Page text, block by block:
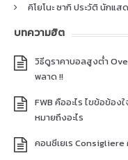
คิโยโนะ ซากิ ประวัติ นักแ
บทความฮิต
วิธีดูราคาบอลสูงต่ำ
พลาด !!
FWB คืออะไร ไขข้อข้อ
หมายถึงอะไร
คอนซีเยเร Consigliere